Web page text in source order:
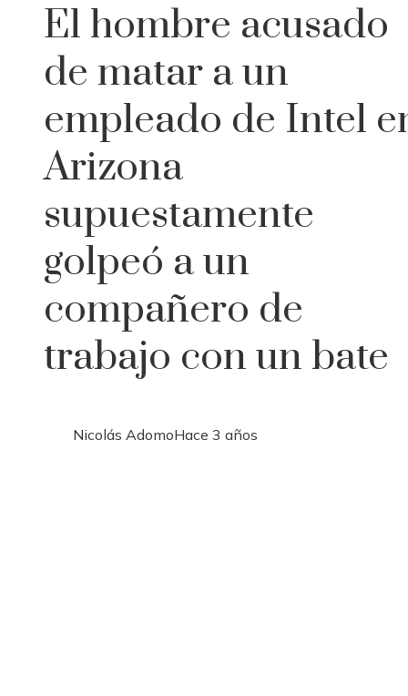
El hombre acusado
de matar a un
empleado de Intel
Arizona
supuestamente
golpeó a un
compañero de
trabajo con un bate
Nicolás AdomoHace 3 años